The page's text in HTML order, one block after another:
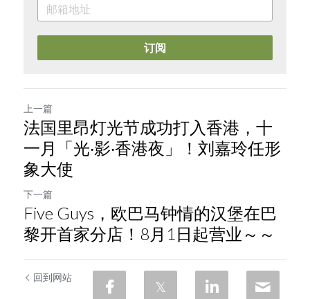
订阅
上一篇
法国里昂灯光节成功打入香港，十
一月「光‧影‧香港夜」！刘嘉玲任形
象大使
下一篇
Five Guys，欧巴马钟情的汉堡在巴
黎开首家分店！8月1日起营业～～
回到网站